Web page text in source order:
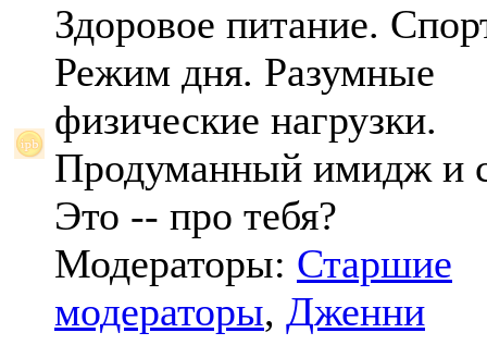
Здоровое питание.
Режим дня. Разумные
физические нагрузки.
Продуманный имидж и
Это -- про тебя?
Модераторы: Старшие
модераторы, Дженни